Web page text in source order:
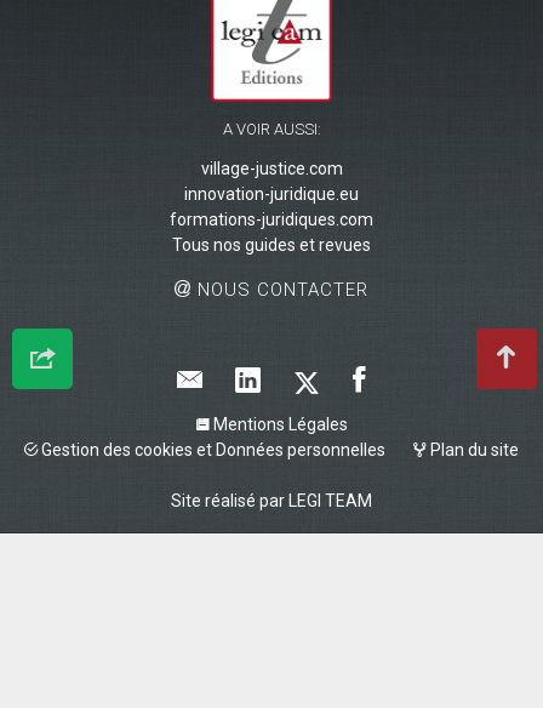
A VOIR AUSSI:
village-justice.com
innovation-juridique.eu
formations-juridiques.com
Tous nos guides et revues
NOUS CONTACTER
Mentions Légales
Gestion des cookies et Données personnelles
Plan du site
Site réalisé par LEGI TEAM